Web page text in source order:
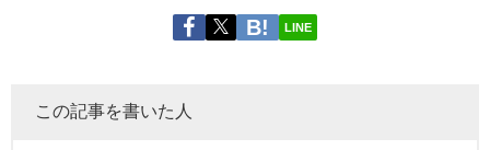
LINE
この記事を書いた人